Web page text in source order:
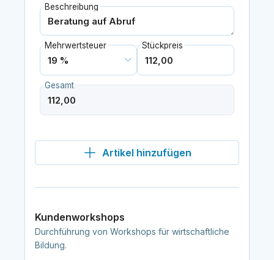
Beschreibung
Mehrwertsteuer Stückpreis
Gesamt
Artikel hinzufügen
Kundenworkshops
Durchführung von Workshops für wirtschaftliche
Bildung.